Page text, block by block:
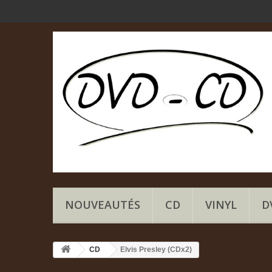
NOUVEAUTÉS CD VINYL
CD Elvis Presley (CDx2)